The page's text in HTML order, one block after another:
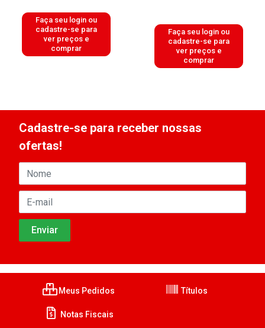
Faça seu login ou
cadastre-se para
ver preços e
comprar
Faça seu login ou
cadastre-se para
ver preços e
comprar
Cadastre-se para receber nossas
ofertas!
Meus Pedidos Títulos
Notas Fiscais